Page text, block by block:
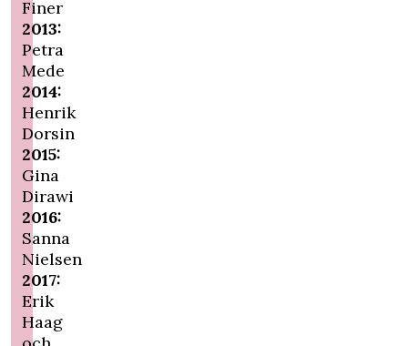
Finer
2013:
Petra
Mede
2014:
Henrik
Dorsin
2015:
Gina
Dirawi
2016:
Sanna
Nielsen
2017:
Erik
Haag